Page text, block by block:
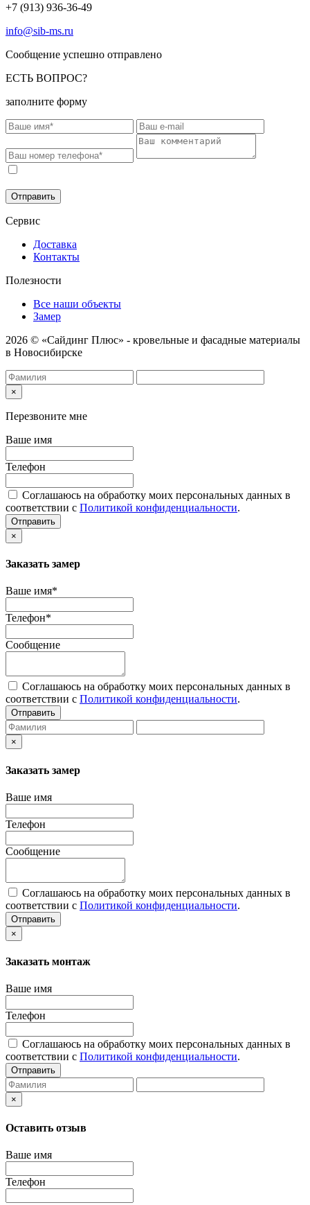
+7 (913) 936-36-49
info@sib-ms.ru
Сообщение успешно отправлено
ЕСТЬ ВОПРОС?
заполните форму
Отправить
Сервис
Доставка
Контакты
Полезности
Все наши объекты
Замер
2026 © «Сайдинг Плюс» - кровельные и фасадные материалы
в Новосибирске
×
Перезвоните мне
Ваше имя
Телефон
Соглашаюсь на обработку моих персональных данных в
соответствии с Политикой конфиденциальности.
Отправить
×
Заказать замер
Ваше имя*
Телефон*
Сообщение
Соглашаюсь на обработку моих персональных данных в
соответствии с Политикой конфиденциальности.
Отправить
×
Заказать замер
Ваше имя
Телефон
Сообщение
Соглашаюсь на обработку моих персональных данных в
соответствии с Политикой конфиденциальности.
Отправить
×
Заказать монтаж
Ваше имя
Телефон
Соглашаюсь на обработку моих персональных данных в
соответствии с Политикой конфиденциальности.
Отправить
×
Оставить отзыв
Ваше имя
Телефон